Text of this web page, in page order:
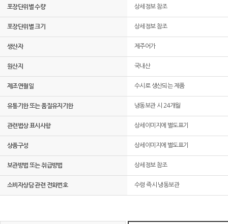
포장단위별 수량 상세정보 참조
포장단위별 크기 상세정보 참조
생산자 제주어가
원산지 국내산
제조연월일 수시로 생산되는 제품
유통기한 또는 품질유지기한 냉동보관 시 24개월
관련법상 표시사항 상세이미지에 별도표기
상품구성 상세이미지에 별도표기
보관방법 또는 취급방법 상세정보 참조
소비자상담 관련 전화번호 수령 즉시 냉동보관